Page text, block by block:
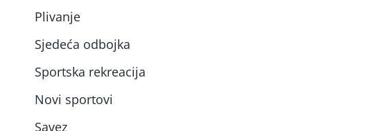
Plivanje
Sjedeća odbojka
Sportska rekreacija
Novi sportovi
Savez